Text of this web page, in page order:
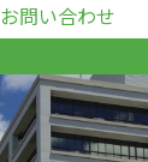
お問い合わせ